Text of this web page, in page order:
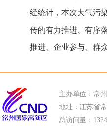
经统计，本次大气污
传的有力推进、有序
推进、企业参与、群
主办单位：常
地址：江苏省
总访问量：